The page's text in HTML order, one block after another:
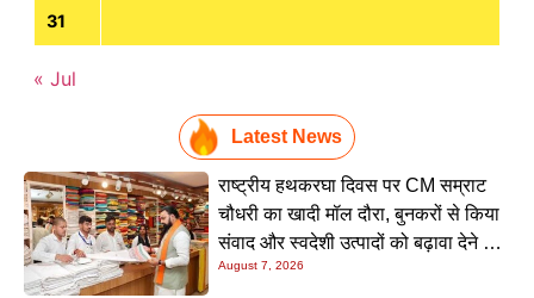
31
« Jul
Latest News
राष्ट्रीय हथकरघा दिवस पर CM सम्राट
चौधरी का खादी मॉल दौरा, बुनकरों से किया
संवाद और स्वदेशी उत्पादों को बढ़ावा देने की
अपील
August 7, 2026